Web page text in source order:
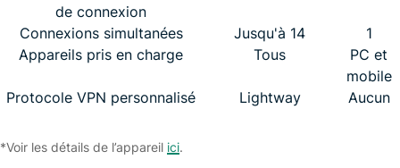
de connexion
Connexions simultanées Jusqu'à 14
1
Appareils pris en charge
Tous
PC et
mobile
Protocole VPN personnalisé
Lightway Aucun
*Voir les détails de l’appareil ici.